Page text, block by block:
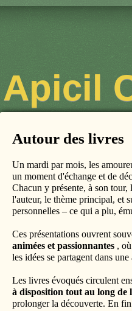
Apicil
Autour des livres
Un mardi par mois, les
un moment d'échange et de
Chacun y présente, à son
l'auteur, le thème principal, et
personnelles – ce qui a plu,
Ces présentations ouvrent
animées et passionnantes ,
les idées se partagent dans
Les livres évoqués circulent
à disposition tout au long de
prolonger la découverte. En